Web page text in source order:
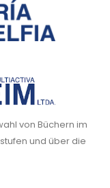
von Büchern im
und über die